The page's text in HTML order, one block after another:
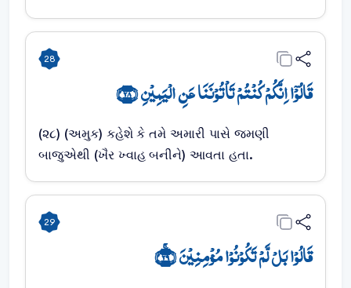
28
قَالُوۡۤا اِنَّکُمۡ کُنۡتُمۡ تَاۡتُوۡنَنَا عَنِ الۡیَمِیۡنِ ﴿۲۸﴾
(૨૮) (અમુક) કહેશે કે તમે અમારી પાસે જમણી
બાજુએથી (ખૈર ખ્વાહ બનીને) આવતા હતા.
29
قَالُوۡا بَلۡ لَّمۡ تَکُوۡنُوۡا مُؤۡمِنِیۡنَ ﴿ۚ۲۹﴾